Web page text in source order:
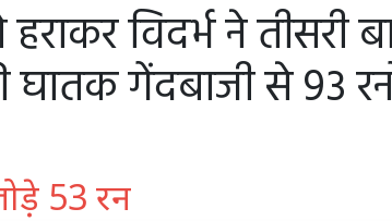
विदर्भ ने तीसरी
घातक गेंदबाजी से 93
53 रन